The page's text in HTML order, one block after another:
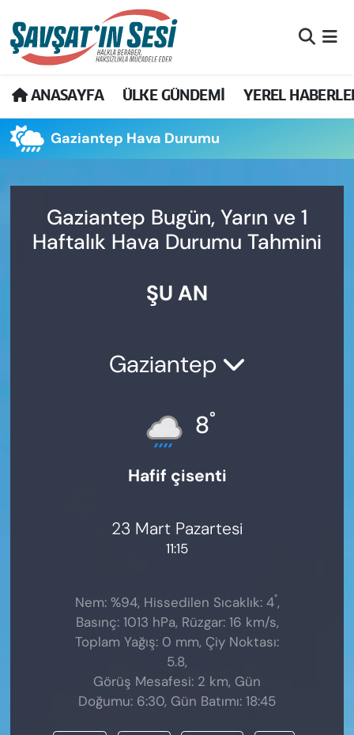
ANASAYFA ÜLKE GÜNDEMİ YEREL
Gaziantep Hava Durumu
Gaziantep Bugün, Yarın ve 1
Haftalık Hava Durumu Tahmini
ŞU AN
Gaziantep
8°
Hafif çisenti
23 Mart Pazartesi
11:15
Nem: %94, Hissedilen Sıcaklık: 4°,
Basınç: 1013 hPa, Rüzgar: 16 km/s,
Toplam Yağış: 0 mm, Çiy Noktası:
5.8,
Görüş Mesafesi: 2 km, Gün
Doğumu: 6:30, Gün Batımı: 18:45
Artvin Nöbetçi Eczaneler
Artvin Hava Durumu
Artvin Namaz Vakitleri
Puan Durumu ve Fikstür
Son Dakika Haberleri